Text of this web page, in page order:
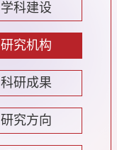
学科建设
研究机构
科研成果
研究方向